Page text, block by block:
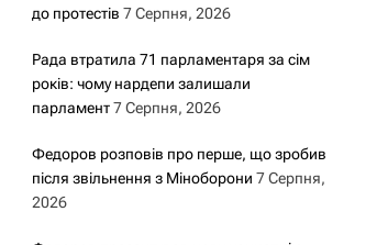
до протестів 7 Серпня, 2026
Рада втратила 71 парламентаря за сім
років: чому нардепи залишали
парламент 7 Серпня, 2026
Федоров розповів про перше, що зробив
після звільнення з Міноборони 7 Серпня,
2026